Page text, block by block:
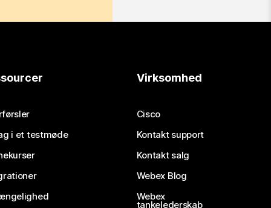
i et testmøde
Virksomhed
Cisco
Kontakt support
Kontakt salg
Webex Blog
Webex
tankelederskab